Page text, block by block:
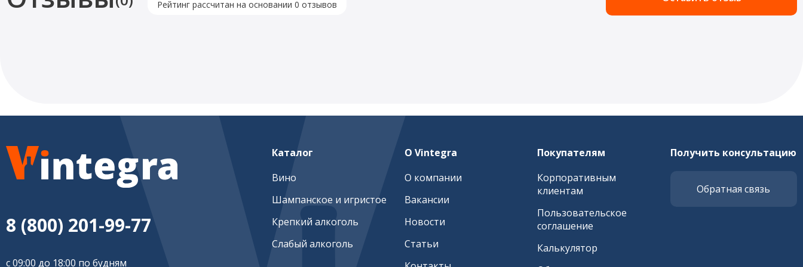
Рейтинг рассчитан на основании 0 отзывов
8 (800) 201-99-77
с 09:00 до 18:00 по будням
Каталог
Вино
Шампанское и игристое
Крепкий алкоголь
Слабый алкоголь
О Vintegra
О компании
Вакансии
Новости
Статьи
Покупателям
Корпоративным
клиентам
Пользовательское
соглашение
Калькулятор
Получить консультацию
Обратная связь